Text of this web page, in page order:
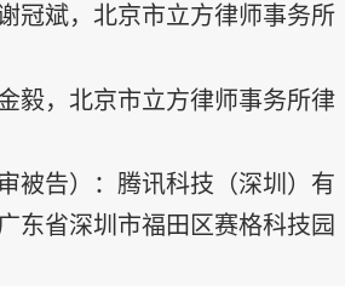
冠斌，北京市立方律师事务所
毅，北京市立方律师事务所律
被告）：腾讯科技（深圳）有
东省深圳市福田区赛格科技园